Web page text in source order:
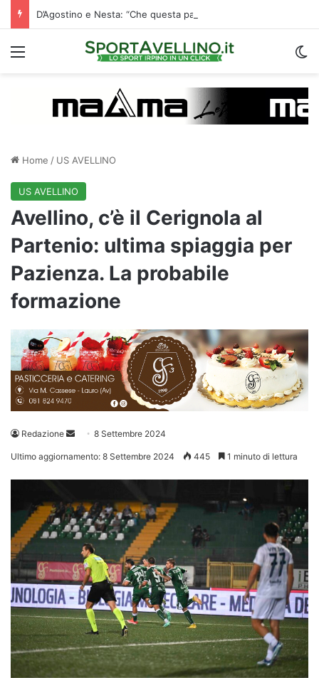
Menu
Home / US AVELLINO
US AVELLINO
Avellino, c’è il Cerignola al
Partenio: ultima spiaggia per
Pazienza. La probabile
formazione
Redazione
Invia 8 Settembre 2024
Ultimo aggiornamento: 8 Settembre 2024 445 1 minuto di lettura